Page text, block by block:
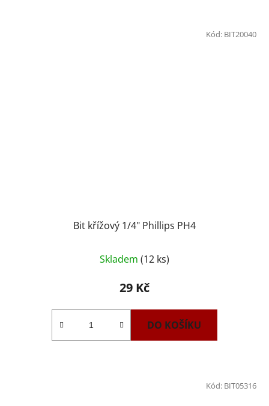
Bit křížový 1/4" Phillips PH4
Skladem (12 ks)
29 Kč
DO KOŠÍKU
Kód: BIT20040
Kód: BIT05316